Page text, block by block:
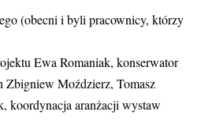
(obecni i byli pracownicy, którzy
Ewa Romaniak, konserwator
Zbigniew Moździerz, Tomasz
koordynacja aranżacji wystaw